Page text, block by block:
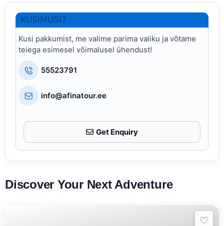
KÜSIMUSI?
Kusi pakkumist, me valime parima valiku ja võtame
teiega esimesel võimalusel ühendust!
55523791
info@afinatour.ee
Get Enquiry
Discover Your Next Adventure